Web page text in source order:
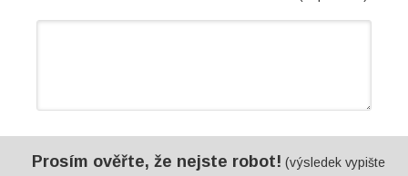
Prosím ověřte, že nejste robot! (výsledek vypište